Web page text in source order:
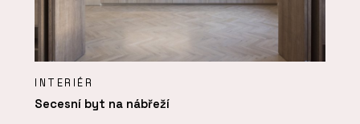
INTERIÉR
Secesní byt na nábřeží